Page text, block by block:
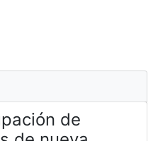
de